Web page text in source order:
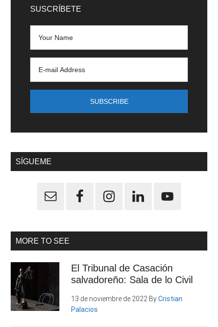
SUSCRÍBETE
SÍGUEME
MORE TO SEE
El Tribunal de Casación
salvadoreño: Sala de lo Civil
13 de noviembre de 2022 ByCristian
Palacios